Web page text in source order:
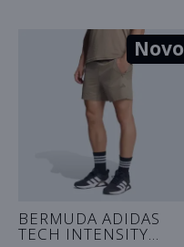
Novo
BERMUDA ADIDAS
TECH INTENSITY